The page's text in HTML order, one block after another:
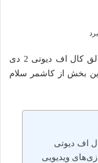
فیلم لحظه تصادف و مرگ ونیس زامپلا خالق کال اف دیوتی 2 دی
این بخش از کاشمر سلام
اف دیوتی
ویدیویی